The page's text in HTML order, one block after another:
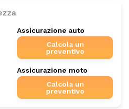
Assicurazione auto
Calcola un
preventivo
Assicurazione moto
Calcola un
preventivo